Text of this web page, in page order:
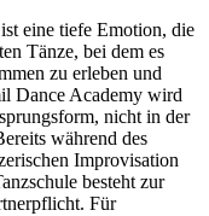
eine tiefe Emotion, die
Tänze, bei dem es
zu erleben und
Dance Academy wird
nicht in der
während des
Improvisation
besteht zur
Für